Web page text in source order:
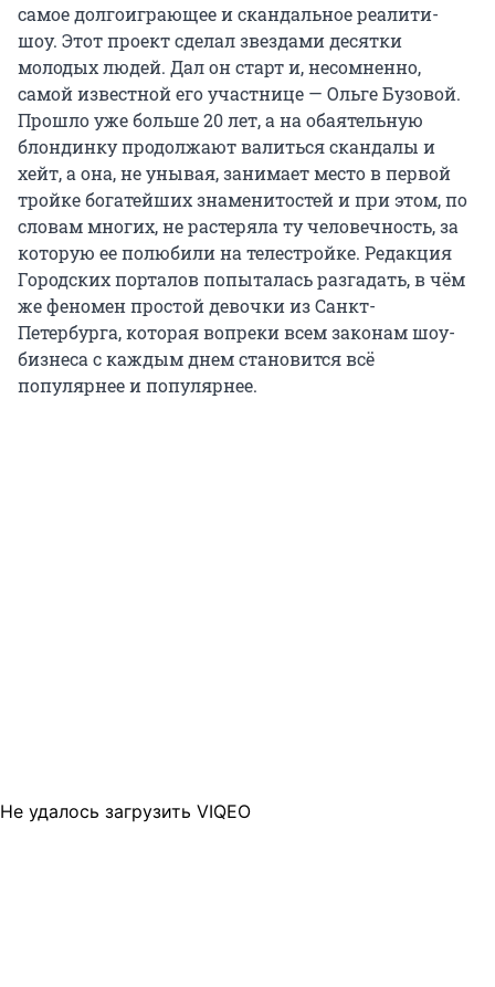
самое долгоиграющее и скандальное реалити-
шоу. Этот проект сделал звездами десятки
молодых людей. Дал он старт и, несомненно,
самой известной его участнице — Ольге Бузовой.
Прошло уже больше 20 лет, а на обаятельную
блондинку продолжают валиться скандалы и
хейт, а она, не унывая, занимает место в первой
тройке богатейших знаменитостей и при этом, по
словам многих, не растеряла ту человечность, за
которую ее полюбили на телестройке. Редакция
Городских порталов попыталась разгадать, в чём
же феномен простой девочки из Санкт-
Петербурга, которая вопреки всем законам шоу-
бизнеса с каждым днем становится всё
популярнее и популярнее.
Не удалось загрузить VIQEO